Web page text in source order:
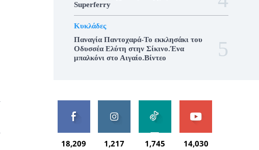
Superferry
Κυκλάδες
Παναγία Παντοχαρά-Το εκκλησάκι του
Οδυσσέα Ελύτη στην Σίκινο.Ένα
μπαλκόνι στο Αιγαίο.Βίντεο
18,209 1,217 1,745 14,030